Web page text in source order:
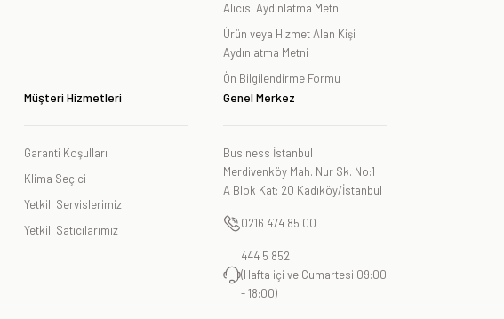
Alıcısı Aydınlatma Metni
Ürün veya Hizmet Alan Kişi
Aydınlatma Metni
Ön Bilgilendirme Formu
Müşteri Hizmetleri
Garanti Koşulları
Klima Seçici
Yetkili Servislerimiz
Yetkili Satıcılarımız
Genel Merkez
Business İstanbul
Merdivenköy Mah. Nur Sk. No:1
A Blok Kat: 20 Kadıköy/İstanbul
0216 474 85 00
444 5 852
(Hafta içi ve Cumartesi 09:00
- 18:00)